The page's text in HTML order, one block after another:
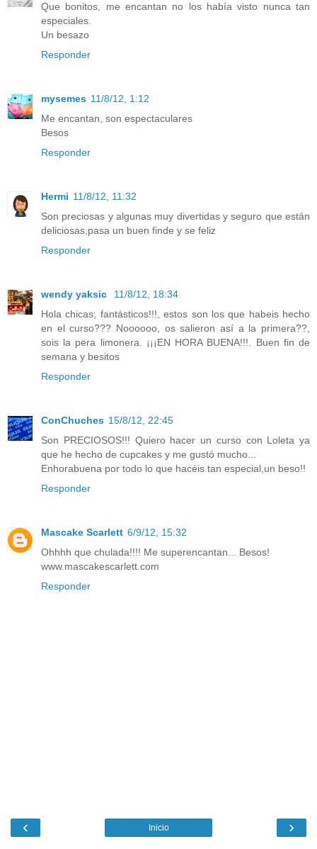
Que bonitos, me encantan no los había visto nunca tan
especiales.
Un besazo
Responder
mysemes 11/8/12, 1:12
Me encantan, son espectaculares
Besos
Responder
Hermi 11/8/12, 11:32
Son preciosas y algunas muy divertidas y seguro que están
deliciosas,pasa un buen finde y se feliz
Responder
wendy yaksic
11/8/12, 18:34
Hola chicas; fantásticos!!!, estos son los que habeis hecho
en el curso??? Noooooo, os salieron así a la primera??,
sois la pera limonera. ¡¡¡EN HORA BUENA!!!. Buen fin de
semana y besitos
Responder
ConChuches 15/8/12, 22:45
Son PRECIOSOS!!! Quiero hacer un curso con Loleta ya
que he hecho de cupcakes y me gustó mucho...
Enhorabuena por todo lo que hacéis tan especial,un beso!!
Responder
Mascake Scarlett 6/9/12, 15:32
Ohhhh que chulada!!!! Me superencantan... Besos!
www.mascakescarlett.com
Responder
‹ ›
Inicio